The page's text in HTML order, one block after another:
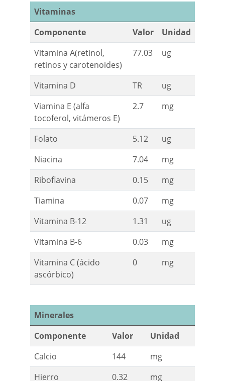
Vitaminas
Componente
Valor
Unidad
Vitamina A(retinol,
retinos y carotenoides)
77.03 ug
Vitamina D TR
ug
Viamina E (alfa
tocoferol, vitámeros E)
2.7 mg
Folato 5.12
ug
Niacina
7.04
mg
Riboflavina
0.15
mg
Tiamina
0.07
mg
Vitamina B-12
1.31
ug
Vitamina B-6
0.03
mg
Vitamina C (ácido
ascórbico)
0 mg
Minerales
Componente
Valor
Unidad
Calcio
144
mg
Hierro
0.32 mg